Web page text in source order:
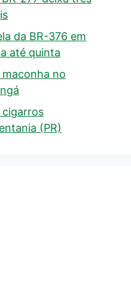
da BR-376 em
até quinta
maconha no
cigarros
(PR)